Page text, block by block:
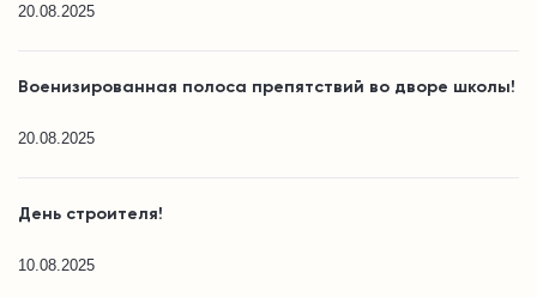
20.08.2025
Военизированная полоса препятствий во дворе школы!
20.08.2025
День строителя!
10.08.2025